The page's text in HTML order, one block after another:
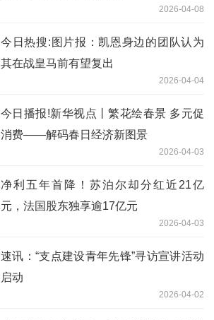
2026-04-08
今日热搜:图片报：凯恩身边的团队认为
其在战皇马前有望复出
2026-04-04
今日播报!新华视点丨繁花绘春景 多元促
消费——解码春日经济新图景
2026-04-03
净利五年首降！苏泊尔却分红近21亿
元，法国股东独享逾17亿元
2026-04-03
速讯：“支点建设青年先锋”寻访宣讲活动
启动
2026-04-02